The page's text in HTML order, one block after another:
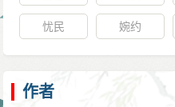
忧民 婉约
作者